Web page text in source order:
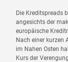
Die Kreditspreads
angesichts der
europäische
Nach einer kurzen
im Nahen Osten
Kurs der